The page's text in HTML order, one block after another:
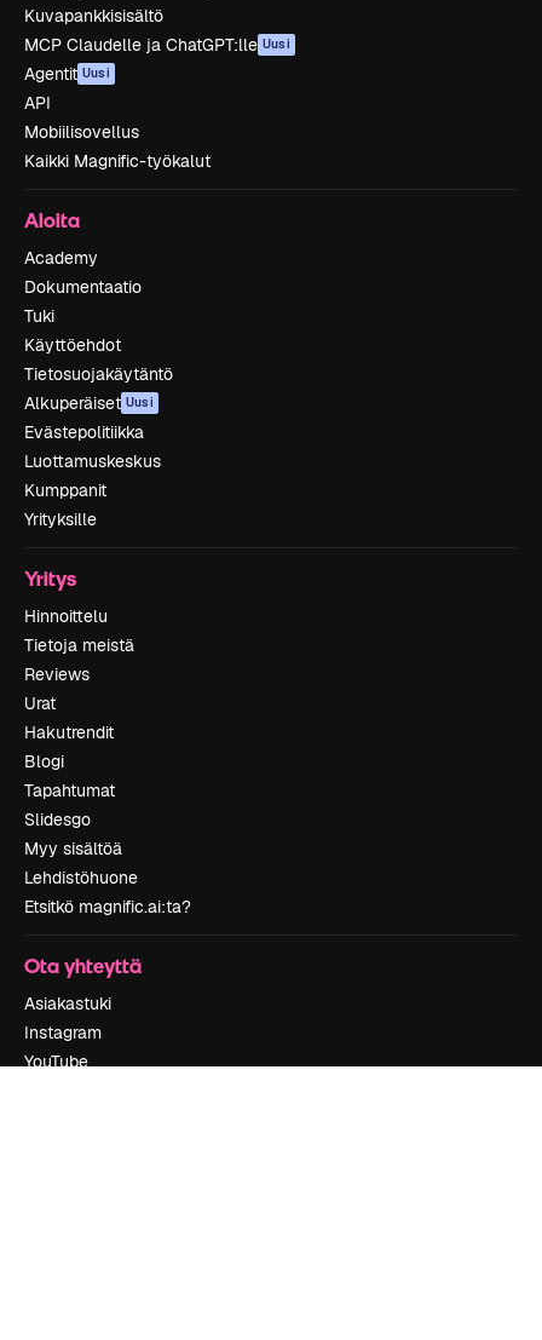
Kuvapankkisisältö
MCP Claudelle ja ChatGPT:lle Uusi
Agentit Uusi
API
Mobiilisovellus
Kaikki Magnific-työkalut
Aloita
Academy
Dokumentaatio
Tuki
Käyttöehdot
Tietosuojakäytäntö
Alkuperäiset Uusi
Evästepolitiikka
Luottamuskeskus
Kumppanit
Yrityksille
Yritys
Hinnoittelu
Tietoja meistä
Reviews
Urat
Hakutrendit
Blogi
Tapahtumat
Slidesgo
Myy sisältöä
Lehdistöhuone
Etsitkö magnific.ai:ta?
Ota yhteyttä
Asiakastuki
Instagram
YouTube